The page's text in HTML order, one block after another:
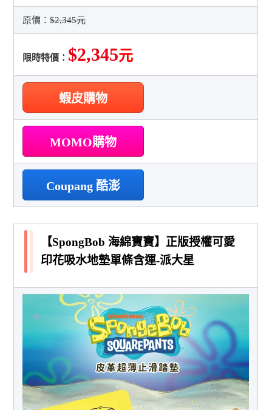
原價：$2,345元
限時特價： $2,345元
蝦皮購物
MOMO購物
Coupang 酷澎
【SpongBob 海綿寶寶】正版授權可愛
印花吸水地墊單條含運-派大星